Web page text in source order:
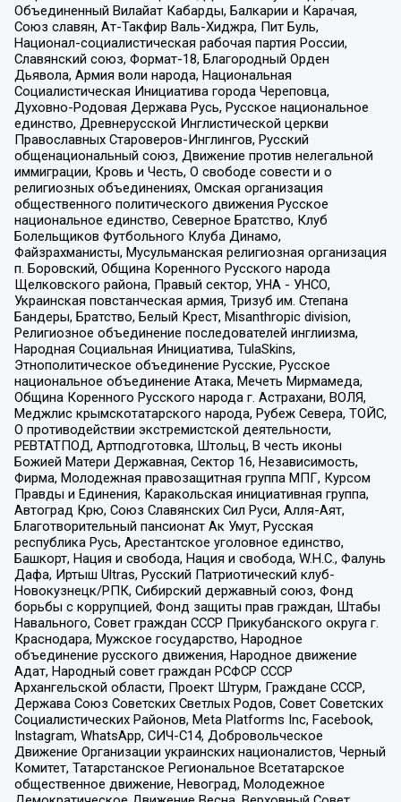
Объединенный Вилайат Кабарды, Балкарии и Карачая,
Союз славян, Ат-Такфир Валь-Хиджра, Пит Буль,
Национал-социалистическая рабочая партия России,
Славянский союз, Формат-18, Благородный Орден
Дьявола, Армия воли народа, Национальная
Социалистическая Инициатива города Череповца,
Духовно-Родовая Держава Русь, Русское национальное
единство, Древнерусской Инглистической церкви
Православных Староверов-Инглингов, Русский
общенациональный союз, Движение против нелегальной
иммиграции, Кровь и Честь, О свободе совести и о
религиозных объединениях, Омская организация
общественного политического движения Русское
национальное единство, Северное Братство, Клуб
Болельщиков Футбольного Клуба Динамо,
Файзрахманисты, Мусульманская религиозная организация
п. Боровский, Община Коренного Русского народа
Щелковского района, Правый сектор, УНА - УНСО,
Украинская повстанческая армия, Тризуб им. Степана
Бандеры, Братство, Белый Крест, Misanthropic division,
Религиозное объединение последователей инглиизма,
Народная Социальная Инициатива, TulaSkins,
Этнополитическое объединение Русские, Русское
национальное объединение Атака, Мечеть Мирмамеда,
Община Коренного Русского народа г. Астрахани, ВОЛЯ,
Меджлис крымскотатарского народа, Рубеж Севера, ТОЙС,
О противодействии экстремистской деятельности,
РЕВТАТПОД, Артподготовка, Штольц, В честь иконы
Божией Матери Державная, Сектор 16, Независимость,
Фирма, Молодежная правозащитная группа МПГ, Курсом
Правды и Единения, Каракольская инициативная группа,
Автоград Крю, Союз Славянских Сил Руси, Алля-Аят,
Благотворительный пансионат Ак Умут, Русская
республика Русь, Арестантское уголовное единство,
Башкорт, Нация и свобода, Нация и свобода, W.H.С., Фалунь
Дафа, Иртыш Ultras, Русский Патриотический клуб-
Новокузнецк/РПК, Сибирский державный союз, Фонд
борьбы с коррупцией, Фонд защиты прав граждан, Штабы
Навального, Совет граждан СССР Прикубанского округа г.
Краснодара, Мужское государство, Народное
объединение русского движения, Народное движение
Адат, Народный совет граждан РСФСР СССР
Архангельской области, Проект Штурм, Граждане СССР,
Держава Союз Советских Светлых Родов, Совет Советских
Социалистических Районов, Meta Platforms Inc, Facebook,
Instagram, WhatsApp, СИЧ-С14, Добровольческое
Движение Организации украинских националистов, Черный
Комитет, Татарстанское Региональное Всетатарское
общественное движение, Невоград, Молодежное